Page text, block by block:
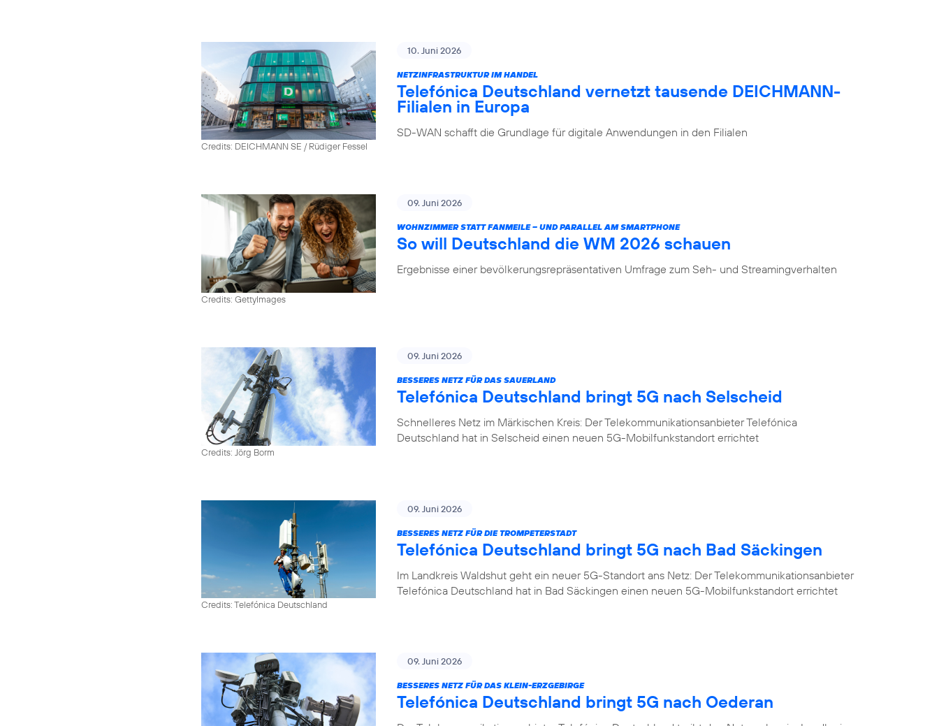
Credits: DEICHMANN SE / Rüdiger Fessel
10. Juni 2026
NETZINFRASTRUKTUR IM HANDEL
Telefónica Deutschland vernetzt tausende DEICHMANN-
Filialen in Europa
SD-WAN schafft die Grundlage für digitale Anwendungen in den Filialen
Credits: GettyImages
09. Juni 2026
WOHNZIMMER STATT FANMEILE – UND PARALLEL AM SMARTPHONE
So will Deutschland die WM 2026 schauen
Ergebnisse einer bevölkerungsrepräsentativen Umfrage zum Seh- und Streamingverhalten
Credits: Jörg Borm
09. Juni 2026
BESSERES NETZ FÜR DAS SAUERLAND
Telefónica Deutschland bringt 5G nach Selscheid
Schnelleres Netz im Märkischen Kreis: Der Telekommunikationsanbieter Telefónica
Deutschland hat in Selscheid einen neuen 5G-Mobilfunkstandort errichtet
Credits: Telefónica Deutschland
09. Juni 2026
BESSERES NETZ FÜR DIE TROMPETERSTADT
Telefónica Deutschland bringt 5G nach Bad Säckingen
Im Landkreis Waldshut geht ein neuer 5G-Standort ans Netz: Der Telekommunikationsanbieter
Telefónica Deutschland hat in Bad Säckingen einen neuen 5G-Mobilfunkstandort errichtet
09. Juni 2026
BESSERES NETZ FÜR DAS KLEIN-ERZGEBIRGE
Telefónica Deutschland bringt 5G nach Oederan